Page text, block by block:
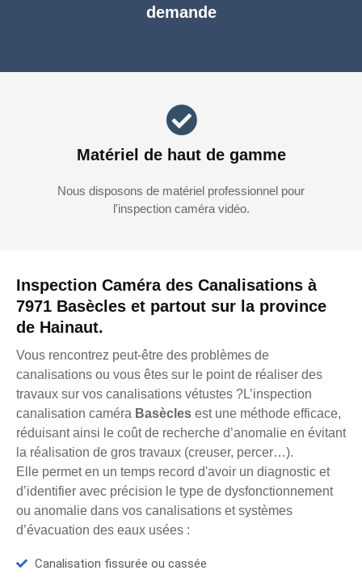
Inspection Caméra des Canalisations à
7971 Basècles et partout sur la province
de Hainaut.
Vous rencontrez peut-être des problèmes de
canalisations ou vous êtes sur le point de réaliser des
travaux sur vos canalisations vétustes ?L’inspection
canalisation caméra Basècles est une méthode efficace,
réduisant ainsi le coût de recherche d’anomalie en évitant
la réalisation de gros travaux (creuser, percer…).
Elle permet en un temps record d'avoir un diagnostic et
d’identifier avec précision le type de dysfonctionnement
ou anomalie dans vos canalisations et systèmes
d’évacuation des eaux usées :
Canalisation fissurée ou cassée
demande
Matériel de haut de gamme
Nous disposons de matériel professionnel pour
l'inspection caméra vidéo.